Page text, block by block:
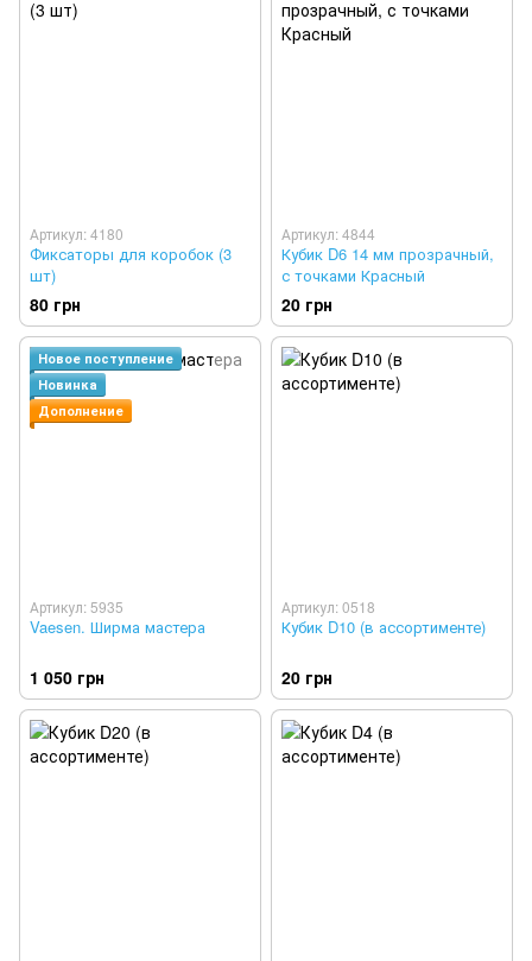
Артикул: 4180
Фиксаторы для коробок (3
шт)
80 грн
Артикул: 4844
Кубик D6 14 мм прозрачный,
с точками Красный
20 грн
Новое поступление
Новинка
Дополнение
Артикул: 5935
Vaesen. Ширма мастера
1 050 грн
Артикул: 0518
Кубик D10 (в ассортименте)
20 грн